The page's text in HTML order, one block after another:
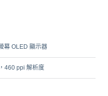
幕 OLED 顯示器
460 ppi 解析度